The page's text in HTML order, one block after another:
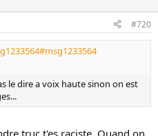
#720
le dire a voix haute sinon on est